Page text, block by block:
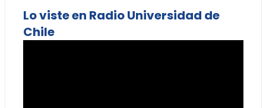
Lo viste en Radio Universidad de
Chile